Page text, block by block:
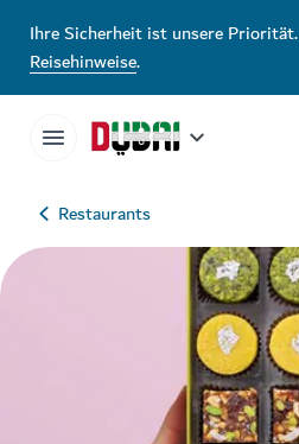
Ihre Sicherheit ist unsere Priorität.
Reisehinweise.
Restaurants